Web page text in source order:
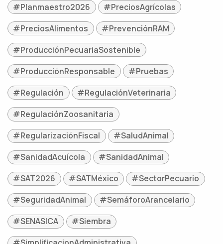
#Planmaestro2026
#PreciosAgrícolas
#PreciosAlimentos
#PrevenciónRAM
#ProducciónPecuariaSostenible
#ProducciónResponsable
#Pruebas
#Regulación
#RegulaciónVeterinaria
#RegulaciónZoosanitaria
#RegularizaciónFiscal
#SaludAnimal
#SanidadAcuícola
#SanidadAnimal
#SAT2026
#SATMéxico
#SectorPecuario
#SeguridadAnimal
#SemáforoArancelario
#SENASICA
#Siembra